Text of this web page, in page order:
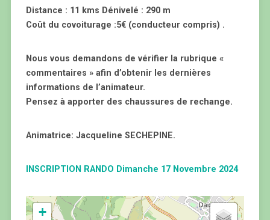
Distance : 11 kms Dénivelé : 290 m
Coût du covoiturage :5€ (conducteur compris) .
Nous vous demandons de vérifier la rubrique «
commentaires » afin d’obtenir les dernières
informations de l’animateur.
Pensez à apporter des chaussures de rechange.
Animatrice: Jacqueline SECHEPINE.
INSCRIPTION RANDO Dimanche 17 Novembre 2024
+